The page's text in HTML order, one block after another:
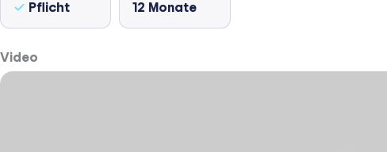
Pflicht 12 Monate
Video